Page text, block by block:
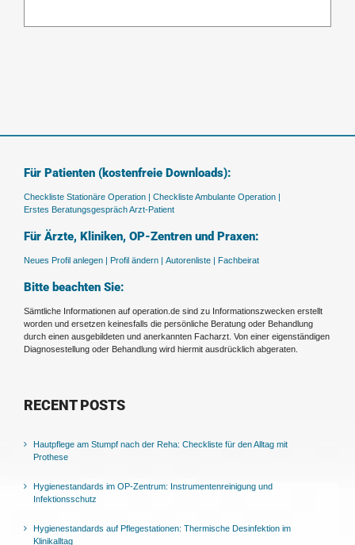
Für Patienten (kostenfreie Downloads):
Checkliste Stationäre Operation | Checkliste Ambulante Operation |
Erstes Beratungsgespräch Arzt-Patient
Für Ärzte, Kliniken, OP-Zentren und Praxen:
Neues Profil anlegen | Profil ändern | Autorenliste | Fachbeirat
Bitte beachten Sie:
Sämtliche Informationen auf operation.de sind zu Informationszwecken erstellt
worden und ersetzen keinesfalls die persönliche Beratung oder Behandlung
durch einen ausgebildeten und anerkannten Facharzt. Von einer eigenständigen
Diagnosestellung oder Behandlung wird hiermit ausdrücklich abgeraten.
RECENT POSTS
Hautpflege am Stumpf nach der Reha: Checkliste für den Alltag mit
Prothese
Hygienestandards im OP-Zentrum: Instrumentenreinigung und
Infektionsschutz
Hygienestandards auf Pflegestationen: Thermische Desinfektion im
Klinikalltag